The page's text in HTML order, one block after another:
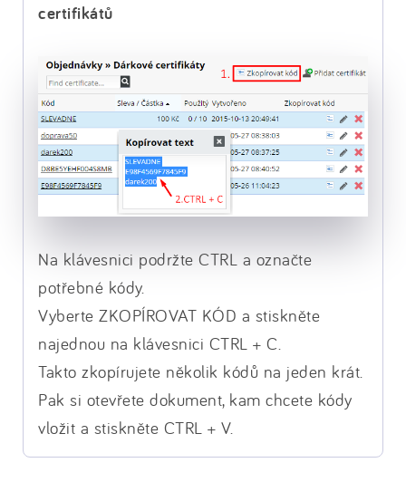
certifikátů
Na klávesnici podržte CTRL a označte
potřebné kódy.
Vyberte ZKOPÍROVAT KÓD a stiskněte
najednou na klávesnici CTRL + C.
Takto zkopírujete několik kódů na jeden krát.
Pak si otevřete dokument, kam chcete kódy
vložit a stiskněte CTRL + V.